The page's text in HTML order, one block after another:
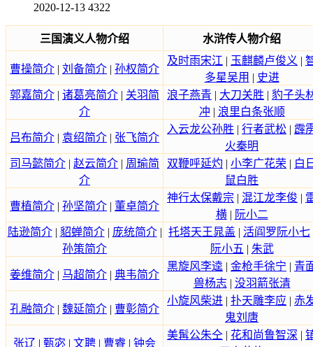
2020-12-13 4322
三国演义人物介绍 水浒传人物介绍
曹操简介 | 刘备简介 | 孙权简介
及时雨宋江 | 玉麒麟卢俊义 |
多星吴用 | 史进
郭嘉简介 | 诸葛亮简介 | 关羽简
介
浪子燕青 | 大刀关胜 | 豹子头
冲 | 浪里白条张顺
吕布简介 | 袁绍简介 | 张飞简介
入云龙公孙胜 | 行者武松 | 霹
火秦明
司马懿简介 | 赵云简介 | 周瑜简
介
双鞭呼延灼 | 小李广花荣 | 白
鼠白胜
曹植简介 | 孙坚简介 | 董卓简介
神行太保戴宗 | 混江龙李俊 |
横| 阮小二
陆逊简介| 貂蝉简介| 庞统简介|
孙策简介
托塔天王晁盖 | 活阎罗阮小七
阮小五 | 朱武
姜维简介 | 马超简介 | 典韦简介
黑旋风李逵 | 金枪手徐宁 | 青
兽杨志| 没羽箭张清
孔融简介 | 魏延简介 | 曹彰简介
小旋风柴进 | 扑天雕李应 | 赤
鬼刘唐
张辽 | 甄宓 | 文聘 | 曹睿 | 钟会
美髯公朱仝 | 花和尚鲁智深 |